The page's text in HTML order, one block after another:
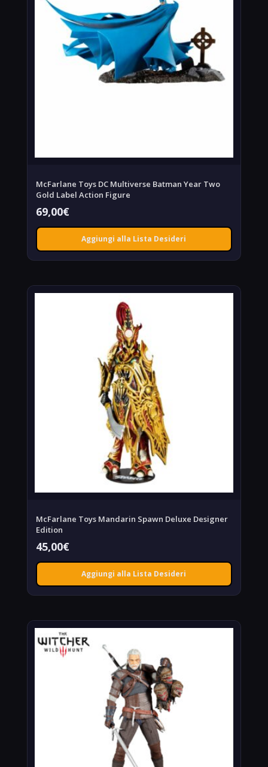
McFarlane Toys DC Multiverse Batman Year Two
Gold Label Action Figure
69,00€
Aggiungi alla Lista Desideri
McFarlane Toys Mandarin Spawn Deluxe Designer
Edition
45,00€
Aggiungi alla Lista Desideri